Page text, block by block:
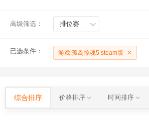
高级筛选： 排位赛
已选条件： 游戏:孤岛惊魂5 steam版
综合排序 价格排序 时间排序